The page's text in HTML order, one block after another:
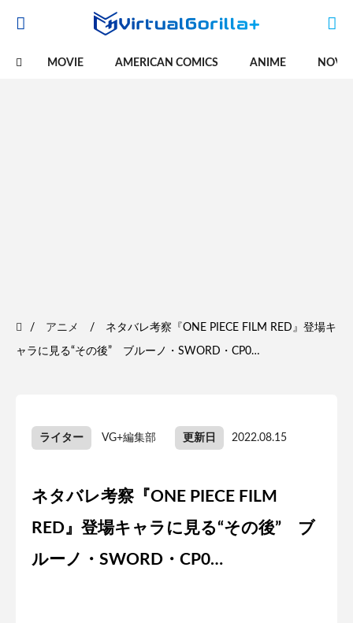
MOVIE AMERICAN COMICS ANIME
アニメ ネタバレ考察『ONE PIECE FILM RED』登場キ
ャラに見る“その後” ブルーノ・SWORD・CP0…
ライター VG+編集部 更新日 2022.08.15
ネタバレ考察『ONE PIECE FILM
RED』登場キャラに見る“その後” ブ
ルーノ・SWORD・CP0…